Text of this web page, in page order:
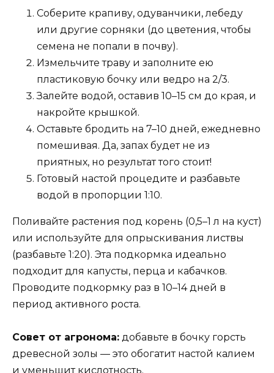
Соберите крапиву, одуванчики, лебеду
или другие сорняки (до цветения, чтобы
семена не попали в почву).
Измельчите траву и заполните ею
пластиковую бочку или ведро на 2/3.
Залейте водой, оставив 10–15 см до края, и
накройте крышкой.
Оставьте бродить на 7–10 дней, ежедневно
помешивая. Да, запах будет не из
приятных, но результат того стоит!
Готовый настой процедите и разбавьте
водой в пропорции 1:10.
Поливайте растения под корень (0,5–1 л на куст)
или используйте для опрыскивания листвы
(разбавьте 1:20). Эта подкормка идеально
подходит для капусты, перца и кабачков.
Проводите подкормку раз в 10–14 дней в
период активного роста.
Совет от агронома: добавьте в бочку горсть
древесной золы — это обогатит настой калием
и уменьшит кислотность.